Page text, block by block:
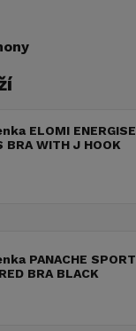
ELOMI
BRA WITH J HOOK
PANACHE
BRA BLACK